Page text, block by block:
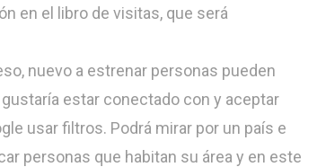
en el libro de visitas, que será
nuevo a estrenar personas pueden
estar conectado con y aceptar
usar filtros. Podrá mirar por un país e
personas que habitan su área y en este